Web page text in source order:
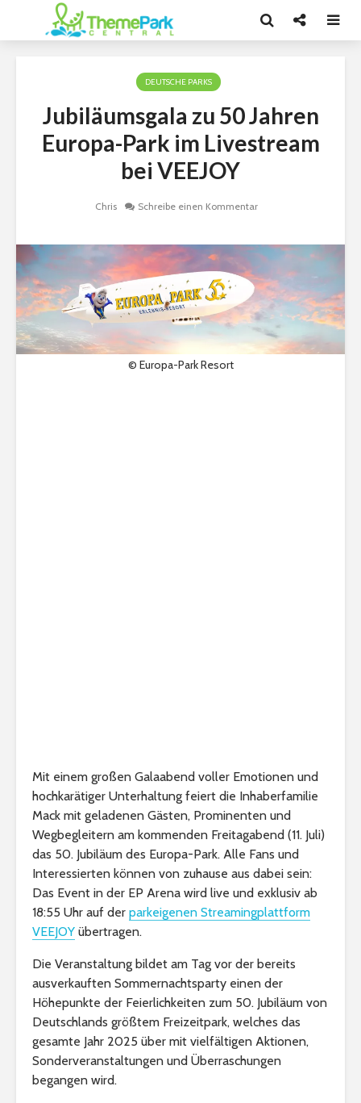
DEUTSCHE PARKS
Jubiläumsgala zu 50 Jahren
Europa-Park im Livestream
bei VEEJOY
Chris Schreibe einen Kommentar
© Europa-Park Resort
Mit einem großen Galaabend voller Emotionen und
hochkarätiger Unterhaltung feiert die Inhaberfamilie
Mack mit geladenen Gästen, Prominenten und
Wegbegleitern am kommenden Freitagabend (11. Juli)
das 50. Jubiläum des Europa-Park. Alle Fans und
Interessierten können von zuhause aus dabei sein:
Das Event in der EP Arena wird live und exklusiv ab
18:55 Uhr auf der parkeigenen Streamingplattform
VEEJOY übertragen.
Die Veranstaltung bildet am Tag vor der bereits
ausverkauften Sommernachtsparty einen der
Höhepunkte der Feierlichkeiten zum 50. Jubiläum von
Deutschlands größtem Freizeitpark, welches das
gesamte Jahr 2025 über mit vielfältigen Aktionen,
Sonderveranstaltungen und Überraschungen
begangen wird.